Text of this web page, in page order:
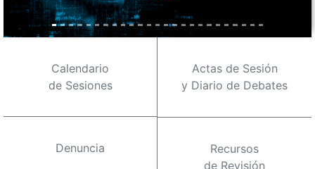
Calendario
de Sesiones
Actas de Sesión
y Diario de Debates
Denuncia
Recursos
de Revisión